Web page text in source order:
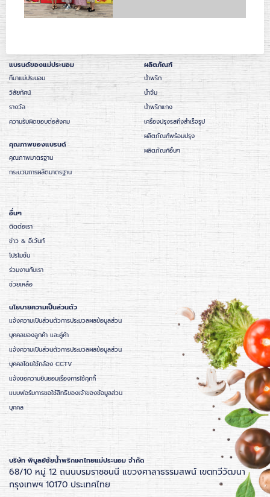
แบรนด์ของแม่ประนอม
ที่มาแม่ประนอม
วิสัยทัศน์
รางวัล
ความรับผิดชอบต่อสังคม
คุณภาพของแบรนด์
คุณภาพมาตรฐาน
กระบวนการผลิตมาตรฐาน
ผลิตภัณฑ์
น้ำพริก
น้ำจิ้ม
น้ำพริกแกง
เครื่องปรุงรสกึ่งสำเร็จรูป
ผลิตภัณฑ์พร้อมปรุง
ผลิตภัณฑ์อื่นๆ
อื่นๆ
ติดต่อเรา
ข่าว & อีเว้นท์
โปรโมชั่น
ร่วมงานกับเรา
ช่วยเหลือ
นโยบายความเป็นส่วนตัว
แจ้งความเป็นส่วนตัวการประมวลผลข้อมูลส่วน
บุคคลของลูกค้า และคู่ค้า
แจ้งความเป็นส่วนตัวการประมวลผลข้อมูลส่วน
บุคคลโดยใช้กล้อง CCTV
แจ้งขอความยินยอมเรื่องการใช้คุกกี้
แบบฟอร์มการขอใช้สิทธิของเจ้าของข้อมูลส่วน
บุคคล
บริษัท พิบูลย์ชัยน้ำพริกเผาไทยแม่ประนอม จำกัด
68/10 หมู่ 12 ถนนบรมราชชนนี แขวงศาลาธรรมสพน์ เขตทวีวัฒนา
กรุงเทพฯ 10170 ประเทศไทย